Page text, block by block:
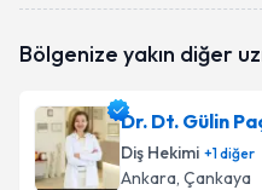
Size bu uzmandan
E-posta Adresiniz
Bölgenize yakın diğer
Dr. Dt. Gülin
Diş Hekimi +1diğer
Ankara, Çankaya